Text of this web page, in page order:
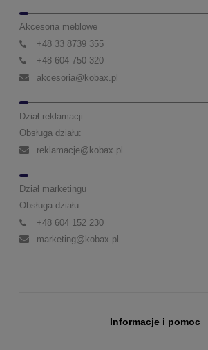
Akcesoria meblowe
+48 33 8739 355
+48 604 750 320
akcesoria@kobax.pl
Dział reklamacji
Obsługa działu:
reklamacje@kobax.pl
Dział marketingu
Obsługa działu:
+48 604 152 230
marketing@kobax.pl
Informacje i pomoc